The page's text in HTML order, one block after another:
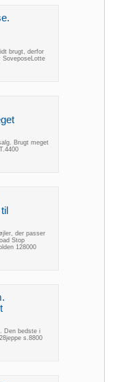
brugt, derfor
SoveposeLotte
Brugt meget
der passer
Stop
128000
Den bedste i
s.8800